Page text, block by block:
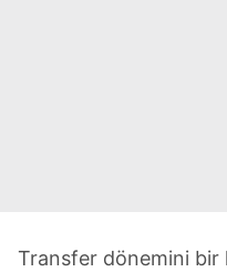
Transfer dönemini bir